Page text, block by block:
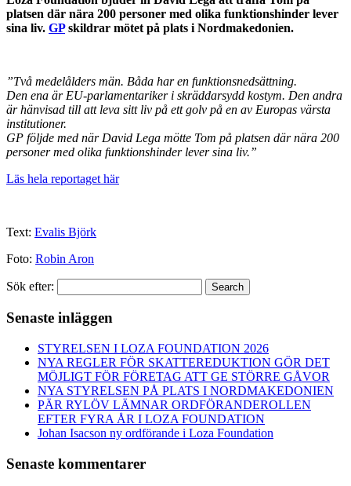
platsen där nära 200 personer med olika funktionshinder lever
sina liv. GPskildrar mötet på plats i Nordmakedonien.
”Två medelålders män. Båda har en funktionsnedsättning.
Den ena är EU-parlamentariker i skräddarsydd kostym. Den andra
är hänvisad till att leva sitt liv på ett golv på en av Europas värsta
institutioner.
GP följde med när David Lega mötte Tom på platsen där nära 200
personer med olika funktionshinder lever sina liv.”
Läs hela reportaget här
Text: Evalis Björk
Foto: Robin Aron
Sök efter: Search
Senaste inläggen
STYRELSEN I LOZA FOUNDATION 2026
NYA REGLER FÖR SKATTEREDUKTION GÖR DET
MÖJLIGT FÖR FÖRETAG ATT GE STÖRRE GÅVOR
NYA STYRELSEN PÅ PLATS I NORDMAKEDONIEN
PÄR RYLÖV LÄMNAR ORDFÖRANDEROLLEN
EFTER FYRA ÅR I LOZA FOUNDATION
Johan Isacson ny ordförande i Loza Foundation
Senaste kommentarer